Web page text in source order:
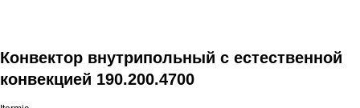
Конвектор внутрипольный с естественной
конвекцией 190.200.4700